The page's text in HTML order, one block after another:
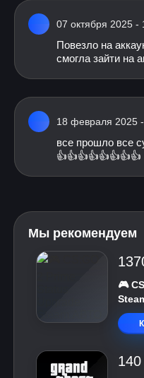
07 октября 2025 -
Повезло на
смогла зайти на
18 февраля 2025
все прошло все
👍👍👍👍👍👍👍👍
Мы рекомендуем
🎮